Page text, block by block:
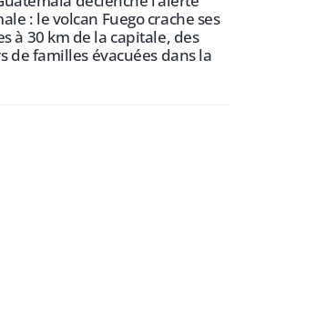
: le volcan Fuego crache ses
à 30 km de la capitale, des
de familles évacuées dans la